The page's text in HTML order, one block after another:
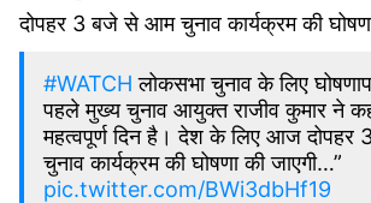
दोपहर 3 बजे से आम चुनाव कार्यक्रम की
#WATCH लोकसभा चुनाव के लिए
पहले मुख्य चुनाव आयुक्त राजीव कुमार ने
महत्वपूर्ण दिन है। देश के लिए आज
चुनाव कार्यक्रम की घोषणा की जाएगी…”
pic.twitter.com/BWi3dbHf19